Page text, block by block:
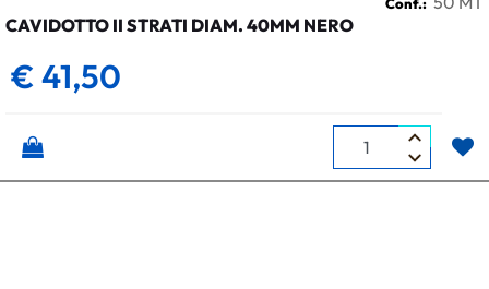
Conf.:
CAVIDOTTO II STRATI DIAM. 40MM NERO
€ 41,50
Quantità